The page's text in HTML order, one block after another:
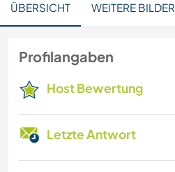
ÜBERSICHT WEITERE BILDER
Profilangaben
Host Bewertung
Letzte Antwort